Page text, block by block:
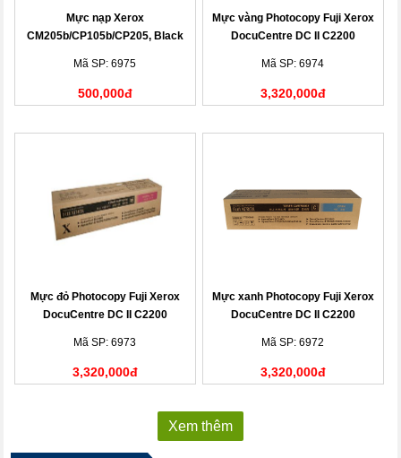
Mực nạp Xerox
CM205b/CP105b/CP205, Black
Mã SP: 6975
500,000đ
Mực vàng Photocopy Fuji Xerox
DocuCentre DC II C2200
Mã SP: 6974
3,320,000đ
Mực đỏ Photocopy Fuji Xerox
DocuCentre DC II C2200
Mã SP: 6973
3,320,000đ
Mực xanh Photocopy Fuji Xerox
DocuCentre DC II C2200
Mã SP: 6972
3,320,000đ
Xem thêm